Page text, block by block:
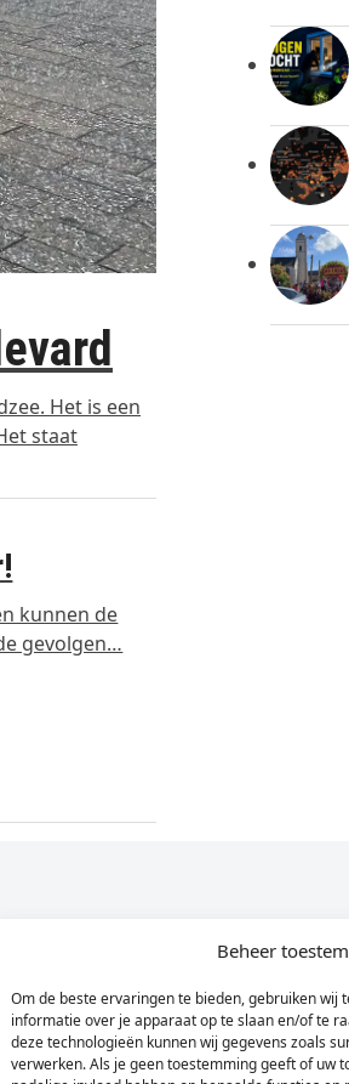
Beheer
Om de beste ervaringen te bieden, gebruiken wij
informatie over je apparaat op te slaan en/of te
deze technologieën kunnen wij gegevens zoals
verwerken. Als je geen toestemming geeft of uw
Het is een
staat
kunnen de
gevolgen…